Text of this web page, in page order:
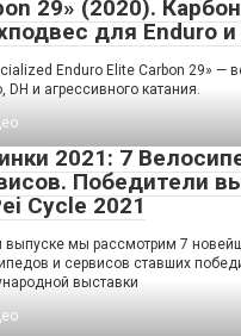
29» (2020).
для Enduro и
Enduro Elite Carbon 29» —
DH и агрессивного катания.
2021: 7
Победители
Cycle 2021
выпуске мы рассмотрим 7
и сервисов ставших
выставки